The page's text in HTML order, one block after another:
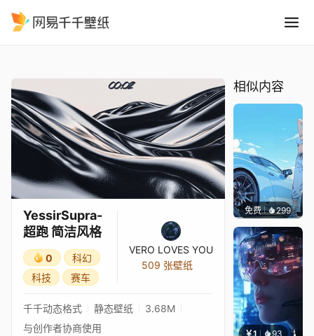
YessirSupra-
超跑 简洁风格
0
科幻
科技
赛车
VERO LOVES YOU
509 张壁纸
千千动态格式 静态壁纸
3.68M
与创作者协商使用
相似内容
免费 299Ado
￥1 93 叮叮